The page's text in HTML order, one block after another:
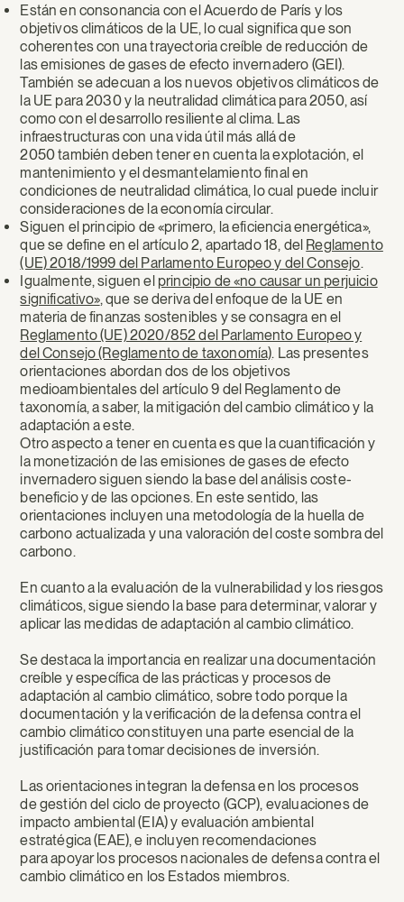
Están en consonancia con el Acuerdo de París y los
objetivos climáticos de la UE, lo cual significa que son
coherentes con una trayectoria creíble de reducción de
las emisiones de gases de efecto invernadero (GEI).
También se adecuan a los nuevos objetivos climáticos de
la UE para 2030 y la neutralidad climática para 2050, así
como con el desarrollo resiliente al clima. Las
infraestructuras con una vida útil más allá de
2050 también deben tener en cuenta la explotación, el
mantenimiento y el desmantelamiento final en
condiciones de neutralidad climática, lo cual puede incluir
consideraciones de la economía circular.
Siguen el principio de «primero, la eficiencia energética»,
que se define en el artículo 2, apartado 18, del Reglamento
(UE) 2018/1999 del Parlamento Europeo y del Consejo.
Igualmente, siguen el principio de «no causar un perjuicio
significativo», que se deriva del enfoque de la UE en
materia de finanzas sostenibles y se consagra en el
Reglamento (UE) 2020/852 del Parlamento Europeo y
del Consejo (Reglamento de taxonomía). Las presentes
orientaciones abordan dos de los objetivos
medioambientales del artículo 9 del Reglamento de
taxonomía, a saber, la mitigación del cambio climático y la
adaptación a este.
Otro aspecto a tener en cuenta es que la cuantificación y
la monetización de las emisiones de gases de efecto
invernadero siguen siendo la base del análisis coste-
beneficio y de las opciones. En este sentido, las
orientaciones incluyen una metodología de la huella de
carbono actualizada y una valoración del coste sombra del
carbono.
En cuanto a la evaluación de la vulnerabilidad y los riesgos
climáticos, sigue siendo la base para determinar, valorar y
aplicar las medidas de adaptación al cambio climático.
Se destaca la importancia en realizar una documentación
creíble y específica de las prácticas y procesos de
adaptación al cambio climático, sobre todo porque la
documentación y la verificación de la defensa contra el
cambio climático constituyen una parte esencial de la
justificación para tomar decisiones de inversión.
Las orientaciones integran la defensa en los procesos
de gestión del ciclo de proyecto (GCP), evaluaciones de
impacto ambiental (EIA) y evaluación ambiental
estratégica (EAE), e incluyen recomendaciones
para apoyar los procesos nacionales de defensa contra el
cambio climático en los Estados miembros.